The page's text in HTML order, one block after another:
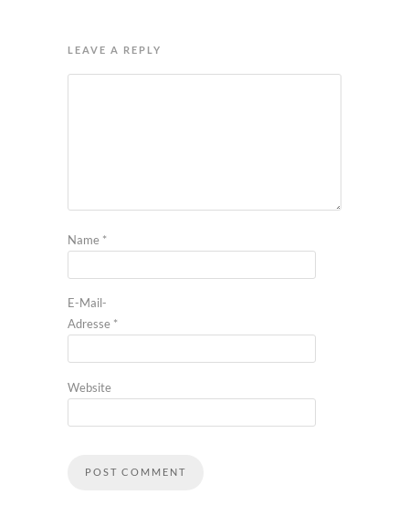
LEAVE A REPLY
Name *
E-Mail-
Adresse *
Website